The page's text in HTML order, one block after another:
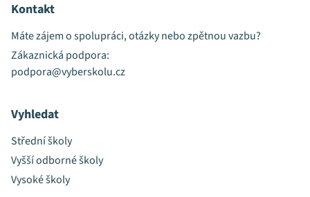
Kontakt
Máte zájem o spolupráci, otázky nebo zpětnou vazbu?
Zákaznická podpora:
podpora@vyberskolu.cz
Vyhledat
Střední školy
Vyšší odborné školy
Vysoké školy